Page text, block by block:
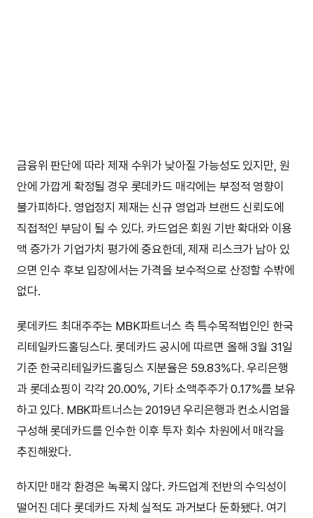
금융위 판단에 따라 제재 수위가 낮아질 가능성도 있지만, 원
안에 가깝게 확정될 경우 롯데카드 매각에는 부정적 영향이
불가피하다. 영업정지 제재는 신규 영업과 브랜드 신뢰도에
직접적인 부담이 될 수 있다. 카드업은 회원 기반 확대와 이용
액 증가가 기업가치 평가에 중요한데, 제재 리스크가 남아 있
으면 인수 후보 입장에서는 가격을 보수적으로 산정할 수밖에
없다.
롯데카드 최대주주는 MBK파트너스 측 특수목적법인인 한국
리테일카드홀딩스다. 롯데카드 공시에 따르면 올해 3월 31일
기준 한국리테일카드홀딩스 지분율은 59.83%다. 우리은행
과 롯데쇼핑이 각각 20.00%, 기타 소액주주가 0.17%를 보유
하고 있다. MBK파트너스는 2019년 우리은행과 컨소시엄을
구성해 롯데카드를 인수한 이후 투자 회수 차원에서 매각을
추진해왔다.
하지만 매각 환경은 녹록지 않다. 카드업계 전반의 수익성이
떨어진 데다 롯데카드 자체 실적도 과거보다 둔화됐다. 여기